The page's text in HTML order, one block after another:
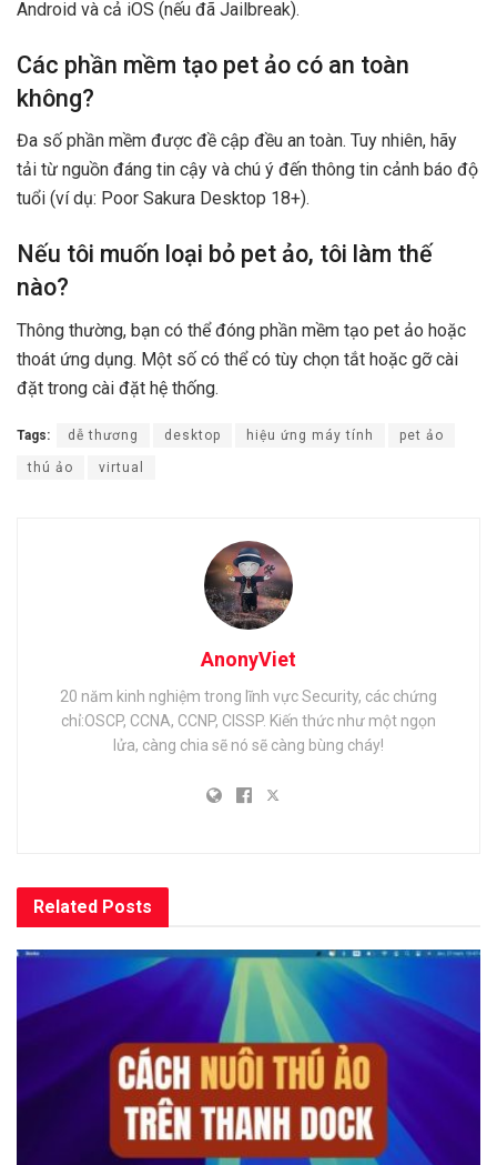
Android và cả iOS (nếu đã Jailbreak).
Các phần mềm tạo pet ảo có an toàn
không?
Đa số phần mềm được đề cập đều an toàn. Tuy nhiên, hãy
tải từ nguồn đáng tin cậy và chú ý đến thông tin cảnh báo độ
tuổi (ví dụ: Poor Sakura Desktop 18+).
Nếu tôi muốn loại bỏ pet ảo, tôi làm thế
nào?
Thông thường, bạn có thể đóng phần mềm tạo pet ảo hoặc
thoát ứng dụng. Một số có thể có tùy chọn tắt hoặc gỡ cài
đặt trong cài đặt hệ thống.
Tags: dễ thương desktop hiệu ứng máy tính pet ảo
thú ảo virtual
AnonyViet
20 năm kinh nghiệm trong lĩnh vực Security, các chứng
chỉ:OSCP, CCNA, CCNP, CISSP. Kiến thức như một ngọn
lửa, càng chia sẽ nó sẽ càng bùng cháy!
Related Posts